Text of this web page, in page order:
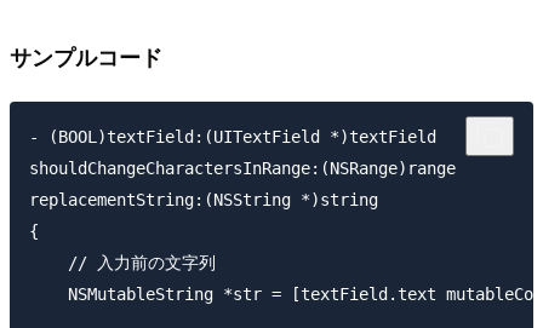
サンプルコード
- (BOOL)textField:(UITextField *)textField
shouldChangeCharactersInRange:(NSRange)range
replacementString:(NSString *)string
{
    // 入力前の文字列
NSMutableString *str = [textField.text